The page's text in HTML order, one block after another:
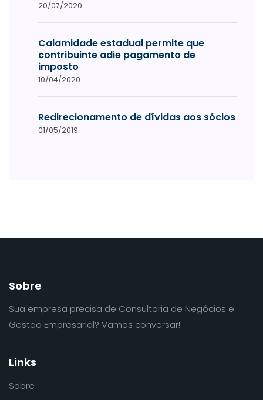
20/07/2020
Calamidade estadual permite que
contribuinte adie pagamento de
imposto
10/04/2020
Redirecionamento de dívidas aos sócios
01/05/2019
Sobre
Sua empresa precisa de Consultoria de Negócios e
Gestão Empresarial? Vamos conversar!
Links
Sobre